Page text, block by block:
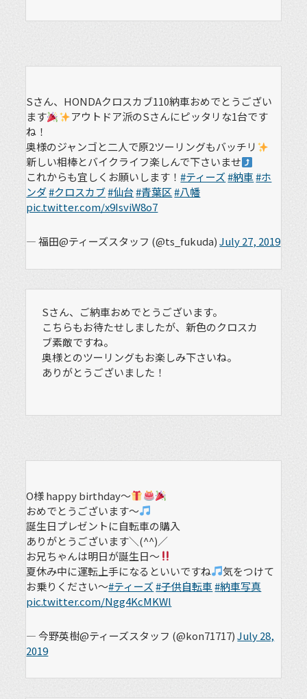
Sさん、HONDAクロスカブ110納車おめでとうござい
ます
アウトドア派のSさんにピッタリな1台です
ね！
奥様のジャンゴと二人で原2ツーリングもバッチリ
新しい相棒とバイクライフ楽しんで下さいませ
これからも宜しくお願いします！#ティーズ#納車#ホ
ンダ#クロスカブ#仙台#青葉区#八幡
pic.twitter.com/x9IsviW8o7
— 福田@ティーズスタッフ (@ts_fukuda)July 27, 2019
Sさん、ご納車おめでとうございます。
こちらもお待たせしましたが、新色のクロスカ
ブ素敵ですね。
奥様とのツーリングもお楽しみ下さいね。
ありがとうございました！
O様 happy birthday～
おめでとうございます～
誕生日プレゼントに自転車の購入
ありがとうございます＼(^^)／
お兄ちゃんは明日が誕生日～
夏休み中に運転上手になるといいですね
気をつけて
お乗りください～#ティーズ#子供自転車#納車写真
pic.twitter.com/Ngg4KcMKWl
— 今野英樹@ティーズスタッフ (@kon71717)July 28,
2019